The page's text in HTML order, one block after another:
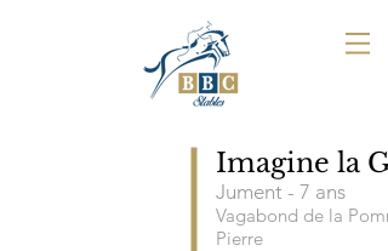
Imagine la
Jument - 7 ans
Vagabond de la
Pierre